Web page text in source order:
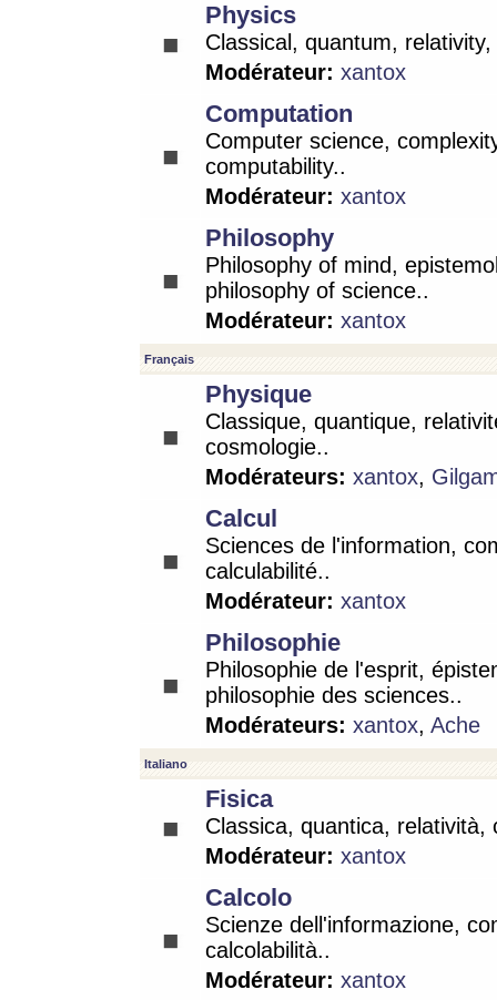
Physics
Classical, quantum,
Modérateur: xantox
Computation
Computer science,
computability..
Modérateur: xantox
Philosophy
Philosophy of mind,
philosophy of science..
Modérateur: xantox
Français
Physique
Classique, quantique,
cosmologie..
Modérateurs: xantox,
Calcul
Sciences de l'information,
calculabilité..
Modérateur: xantox
Philosophie
Philosophie de l'esprit,
philosophie des sciences..
Modérateurs: xantox, Ache
Italiano
Fisica
Classica, quantica, relatività,
Modérateur: xantox
Calcolo
Scienze dell'informazione,
calcolabilità..
Modérateur: xantox